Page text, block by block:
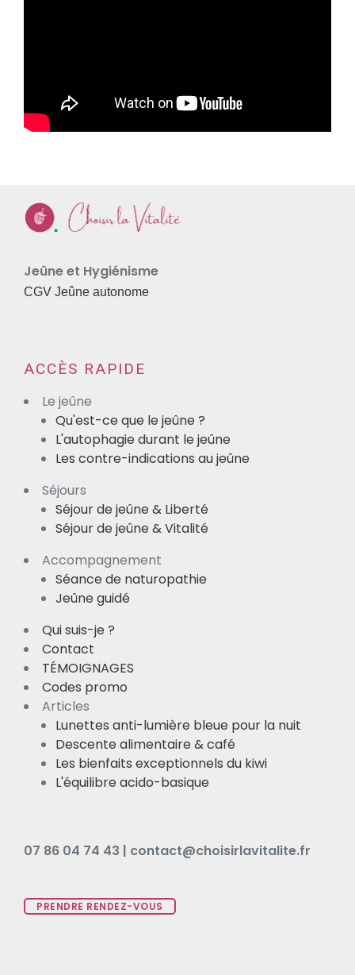
Jeûne et Hygiénisme
CGV Jeûne autonome
ACCÈS RAPIDE
Le jeûne
Qu'est-ce que le jeûne ?
L'autophagie durant le jeûne
Les contre-indications au jeûne
Séjours
Séjour de jeûne & Liberté
Séjour de jeûne & Vitalité
Accompagnement
Séance de naturopathie
Jeûne guidé
Qui suis-je ?
Contact
TÉMOIGNAGES
Codes promo
Articles
Lunettes anti-lumière bleue pour la nuit
Descente alimentaire & café
Les bienfaits exceptionnels du kiwi
L'équilibre acido-basique
07 86 04 74 43 | contact@choisirlavitalite.fr
PRENDRE RENDEZ-VOUS